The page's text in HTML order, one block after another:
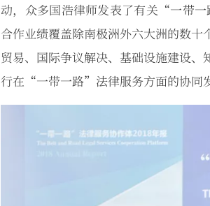
动，众多国浩律师发表了有关“一带
合作业绩覆盖除南极洲外六大洲的数
贸易、国际争议解决、基础设施建设
行在“一带一路”法律服务方面的协同